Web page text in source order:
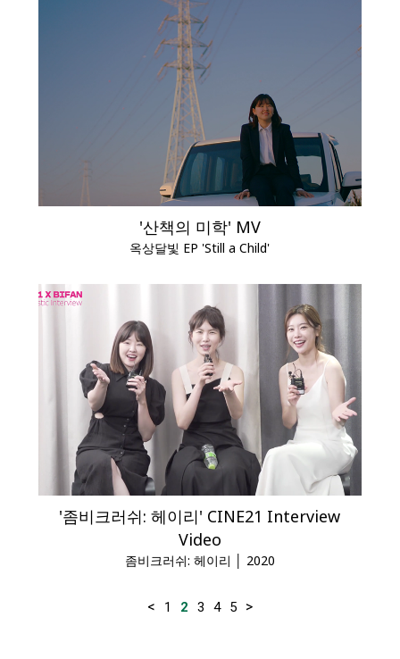
'산책의 미학' MV
옥상달빛 EP 'Still a Child'
'좀비크러쉬: 헤이리' CINE21 Interview
Video
좀비크러쉬: 헤이리 │ 2020
< 1 2 3 4 5 >